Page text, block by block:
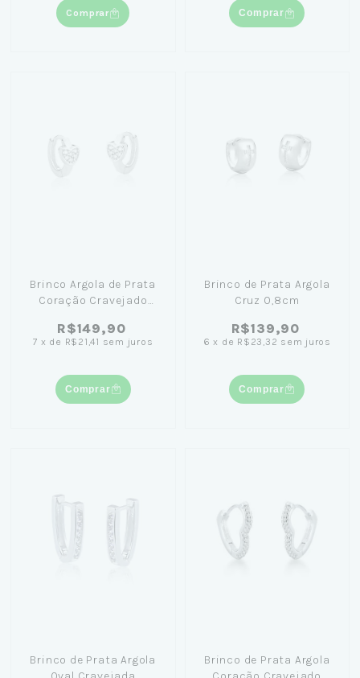
Comprar Comprar
Brinco Argola de Prata
Coração Cravejado
R$149,90
7 x de R$21,41 sem juros
Comprar
Brinco de Prata Argola
Cruz 0,8cm
R$139,90
6 x de R$23,32 sem juros
Comprar
Brinco de Prata Argola
Brinco de Prata Argola